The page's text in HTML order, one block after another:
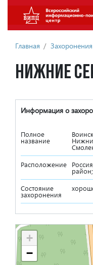
Главная /
Нижние
Информация о
Полное
название
Расположение
район;
Состояние
захоронения
+
−